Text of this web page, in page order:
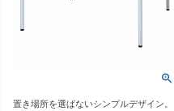
置き場所を選ばないシンプルデザイン。